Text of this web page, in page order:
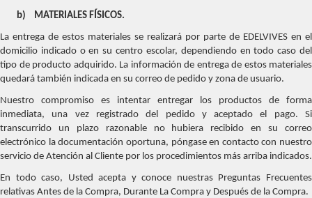
b) MATERIALES FÍSICOS.
La entrega de estos materiales se realizará por parte de EDELVIVES en el
domicilio indicado o en su centro escolar, dependiendo en todo caso del
tipo de producto adquirido. La información de entrega de estos materiales
quedará también indicada en su correo de pedido y zona de usuario.
Nuestro compromiso es intentar entregar los productos de forma
inmediata, una vez registrado del pedido y aceptado el pago. Si
transcurrido un plazo razonable no hubiera recibido en su correo
electrónico la documentación oportuna, póngase en contacto con nuestro
servicio de Atención al Cliente por los procedimientos más arriba indicados.
En todo caso, Usted acepta y conoce nuestras Preguntas Frecuentes
relativas Antes de la Compra, Durante La Compra y Después de la Compra.